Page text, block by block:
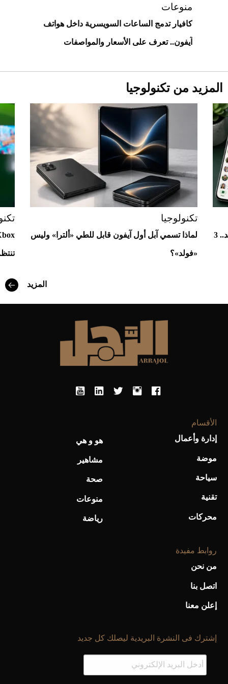
Aston Martin Valiant: على هوى الأبطال
أفضل تدريج للشعر الطويل لإطلالة جريئة وعصرية
أحذية Mary Jane: ترف وأناقة للرجال
منوعات
كافيار تدمج الساعات السويسرية داخل هواتف
آيفون.. تعرف على الأسعار والمواصفات
المزيد من تكنولوجيا
واتساب يختبر واجهات جديدة لمستخدمي أندرويد.. 3
تكنولوجيا
لماذا تسمي آبل أول آيفون قابل للطي «ألترا» وليس
«فولد»؟
المزيد
الأقسام
إدارة وأعمال
موضة
سياحة
تقنية
محركات
هو و هي
مشاهير
صحة
منوعات
رياضة
روابط مفيدة
من نحن
اتصل بنا
إعلن معنا
إشترك فى النشرة البريدية ليصلك كل جديد